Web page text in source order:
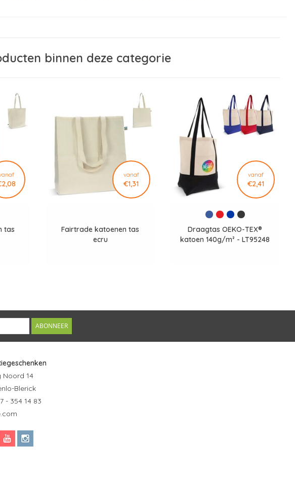
binnen deze categorie
tas
vanaf
€1,31
Fairtrade katoenen tas
ecru
vanaf
€2,41
Draagtas OEKO-TEX®
katoen 140g/m² - LT95248
ABONNEER
Noord 14
Blerick
- 354 14 83